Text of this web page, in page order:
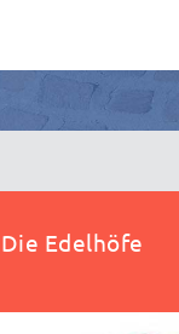
Die Edelhöfe